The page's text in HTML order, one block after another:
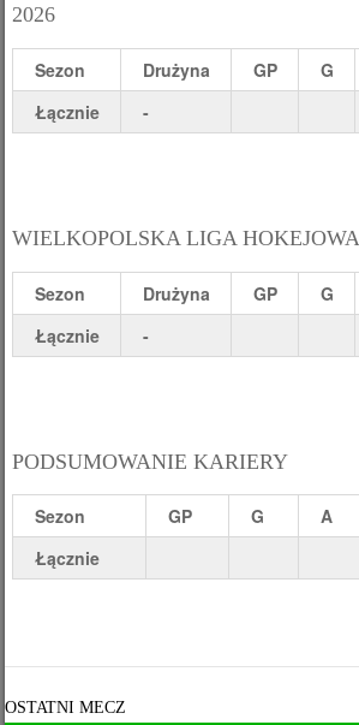
2026
Sezon Drużyna GP G
Łącznie
-
WIELKOPOLSKA LIGA HOKEJOWA
Sezon Drużyna GP G
Łącznie
-
PODSUMOWANIE KARIERY
Sezon GP G A
Łącznie
OSTATNI MECZ